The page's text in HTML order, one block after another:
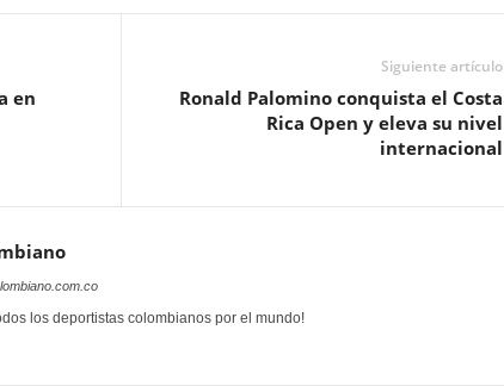
en
Siguiente artículo
Ronald Palomino conquista el Costa
Rica Open y eleva su nivel
internacional
los deportistas colombianos por el mundo!